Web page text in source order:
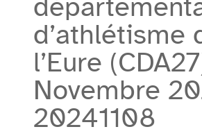
d’athlétisme
l’Eure
Novembre
20241108